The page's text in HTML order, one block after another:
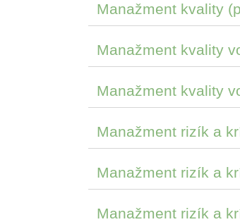
Manažment kvality
Manažment kvality
Manažment kvality
Manažment rizík a
Manažment rizík a
Manažment rizík a